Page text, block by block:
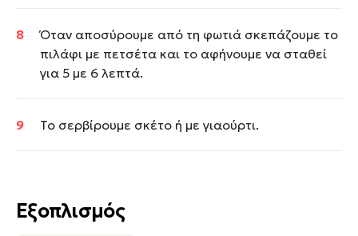
Εξοπλισμός
Όταν αποσύρουμε από τη φωτιά σκεπάζουμε το
πιλάφι με πετσέτα και το αφήνουμε να σταθεί
για 5 με 6 λεπτά.
Το σερβίρουμε σκέτο ή με γιαούρτι.